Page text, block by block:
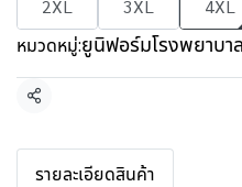
2XL
3XL 4XL
หมวดหมู่:ยูนิฟอร์มโรงพยาบาล
แชร์
รายละเอียดสินค้า